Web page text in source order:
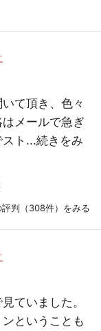
て頂き、色々
メールで急ぎ
ト...続きをみ
判（308件）をみる
ていました。
ということも